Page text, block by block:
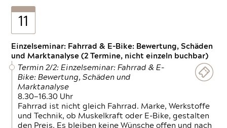
11
Einzelseminar: Fahrrad & E-Bike: Bewertung, Schäden
und Marktanalyse (2 Termine, nicht einzeln buchbar)
Termin 2/2: Einzelseminar: Fahrrad & E-
Bike: Bewertung, Schäden und
Marktanalyse
8.30—16.30 Uhr
Fahrrad ist nicht gleich Fahrrad. Marke, Werkstoffe
und Technik, ob Muskelkraft oder E-Bike, gestalten
den Preis. Es bleiben keine Wünsche offen und nach